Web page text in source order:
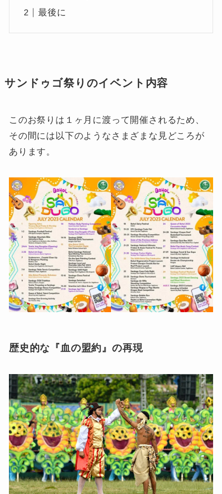
最後に
サンドゥゴ祭りのイベント内容
このお祭りは１ヶ月に渡って開催されるため、
その間には以下のようなさまざまな見どころが
あります。
歴史的な『血の盟約』の再現